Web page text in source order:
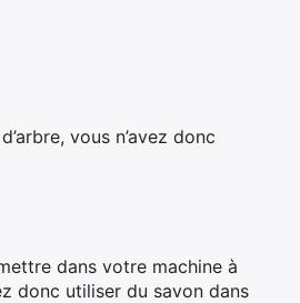
vous n’avez donc
dans votre machine à
donc utiliser du savon dans